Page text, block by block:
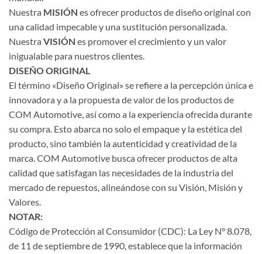
Nuestra MISIÓN es ofrecer productos de diseño original con
una calidad impecable y una sustitución personalizada.
Nuestra VISIÓN es promover el crecimiento y un valor
inigualable para nuestros clientes.
DISEÑO ORIGINAL
El término «Diseño Original» se refiere a la percepción única e
innovadora y a la propuesta de valor de los productos de
COM Automotive, así como a la experiencia ofrecida durante
su compra. Esto abarca no solo el empaque y la estética del
producto, sino también la autenticidad y creatividad de la
marca. COM Automotive busca ofrecer productos de alta
calidad que satisfagan las necesidades de la industria del
mercado de repuestos, alineándose con su Visión, Misión y
Valores.
NOTAR:
Código de Protección al Consumidor (CDC): La Ley N° 8.078,
de 11 de septiembre de 1990, establece que la información